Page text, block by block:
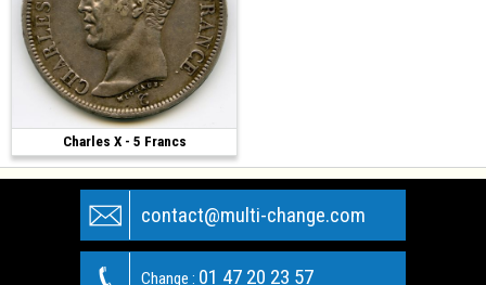
Charles X - 5 Francs
1 200 €
contact@multi-change.com
Change : 01 47 20 23 57